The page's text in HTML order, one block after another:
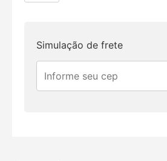
Simulação de frete